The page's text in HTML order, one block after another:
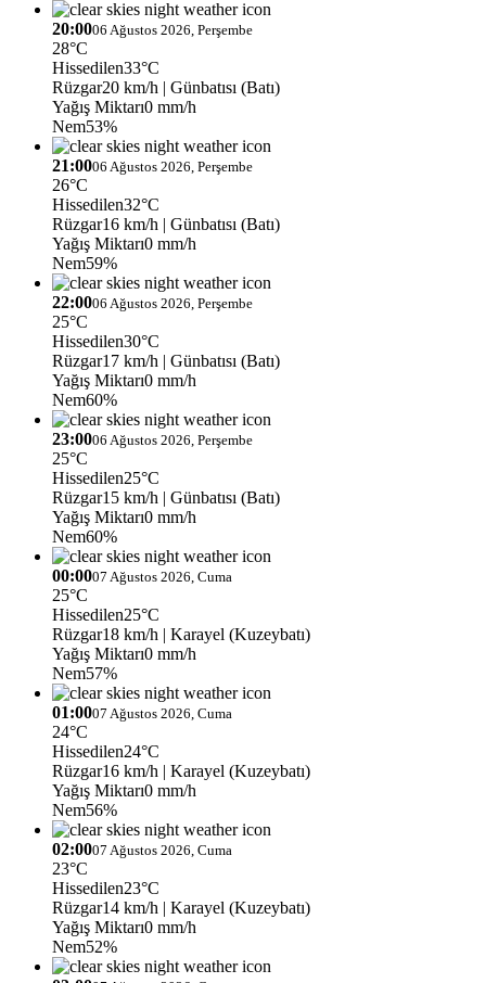
20:0006 Ağustos 2026, Perşembe
28°C
Hissedilen33°C
Rüzgar20 km/h | Günbatısı (Batı)
Yağış Miktarı0 mm/h
Nem53%
21:0006 Ağustos 2026, Perşembe
26°C
Hissedilen32°C
Rüzgar16 km/h | Günbatısı (Batı)
Yağış Miktarı0 mm/h
Nem59%
22:0006 Ağustos 2026, Perşembe
25°C
Hissedilen30°C
Rüzgar17 km/h | Günbatısı (Batı)
Yağış Miktarı0 mm/h
Nem60%
23:0006 Ağustos 2026, Perşembe
25°C
Hissedilen25°C
Rüzgar15 km/h | Günbatısı (Batı)
Yağış Miktarı0 mm/h
Nem60%
00:0007 Ağustos 2026, Cuma
25°C
Hissedilen25°C
Rüzgar18 km/h | Karayel (Kuzeybatı)
Yağış Miktarı0 mm/h
Nem57%
01:0007 Ağustos 2026, Cuma
24°C
Hissedilen24°C
Rüzgar16 km/h | Karayel (Kuzeybatı)
Yağış Miktarı0 mm/h
Nem56%
02:0007 Ağustos 2026, Cuma
23°C
Hissedilen23°C
Rüzgar14 km/h | Karayel (Kuzeybatı)
Yağış Miktarı0 mm/h
Nem52%